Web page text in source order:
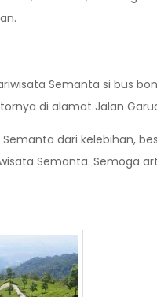
Semanta si bus
di alamat Jalan
dari kelebihan,
Semanta. Semoga